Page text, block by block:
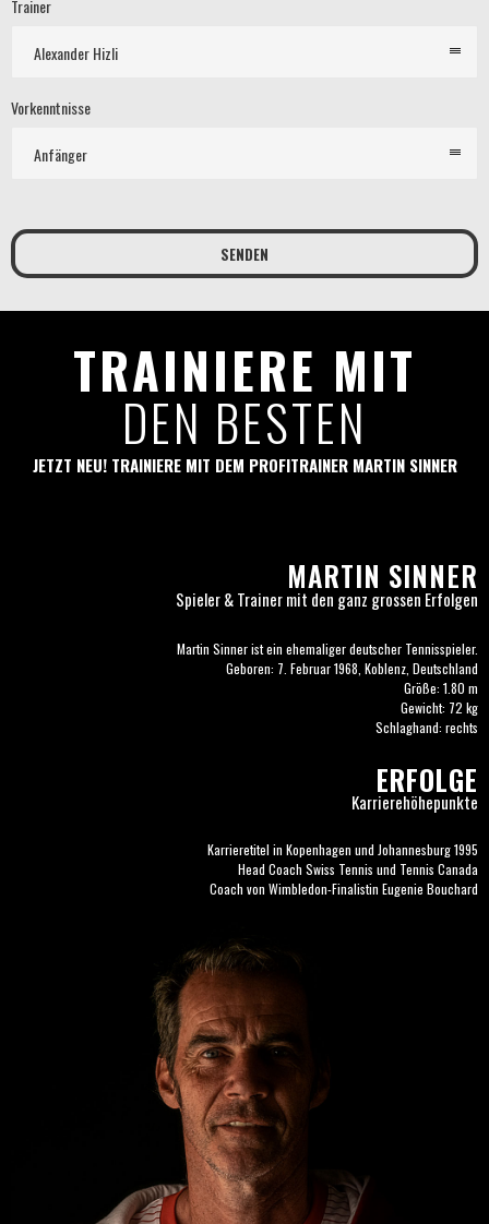
Trainer
Alexander Hizli
Vorkenntnisse
Anfänger
TRAINIERE MIT
DEN BESTEN
JETZT NEU! TRAINIERE MIT DEM PROFITRAINER MARTIN SINNER
MARTIN SINNER
Spieler & Trainer mit den ganz grossen Erfolgen
Martin Sinner ist ein ehemaliger deutscher Tennisspieler.
Geboren: 7. Februar 1968, Koblenz, Deutschland
Größe: 1.80 m
Gewicht: 72 kg
Schlaghand: rechts
ERFOLGE
Karrierehöhepunkte
Karrieretitel in Kopenhagen und Johannesburg 1995
Head Coach Swiss Tennis und Tennis Canada
Coach von Wimbledon-Finalistin Eugenie Bouchard